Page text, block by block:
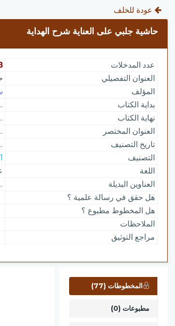
عودة للخلف
حاشية جلبي على العناية شرح الهداية
عدد المدخلات
العنوان التفصيلي
المؤلف
بداية الكتاب
نهاية الكتاب
العنوان المختصر
تاريخ التصنيف
التصنيف
اللغة
العناوين البديلة
هل حقق في رسالة علمية ؟
هل المخطوط مطبوع ؟
الملاحظات
مراجع التوثيق
المخطوطات (77)
مطبوعات (0)